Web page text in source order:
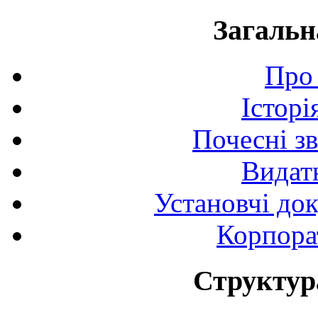
Про
Почесні
Установчі